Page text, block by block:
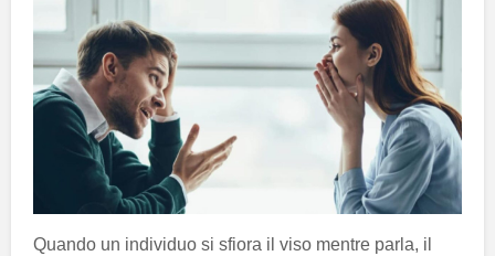
Quando un individuo si sfiora il viso mentre parla, il